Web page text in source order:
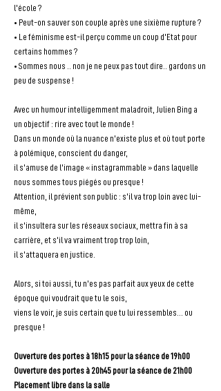
l'école ?
• Peut-on sauver son couple après une sixième rupture ?
• Le féminisme est-il perçu comme un coup d'Etat pour
certains hommes ?
• Sommes nous .. non je ne peux pas tout dire.. gardons un
peu de suspense !
Avec un humour intelligemment maladroit, Julien Bing a
un objectif : rire avec tout le monde !
Dans un monde où la nuance n'existe plus et où tout porte
à polémique, conscient du danger,
il s'amuse de l'image « instagrammable » dans laquelle
nous sommes tous piégés ou presque !
Attention, il prévient son public : s'il va trop loin avec lui-
même,
il s'insultera sur les réseaux sociaux, mettra fin à sa
carrière, et s'il va vraiment trop trop loin,
il s'attaquera en justice.
Alors, si toi aussi, tu n'es pas parfait aux yeux de cette
époque qui voudrait que tu le sois,
viens le voir, je suis certain que tu lui ressembles... ou
presque !
Ouverture des portes à 18h15 pour la séance de 19h00
Ouverture des portes à 20h45 pour la séance de 21h00
Placement libre dans la salle